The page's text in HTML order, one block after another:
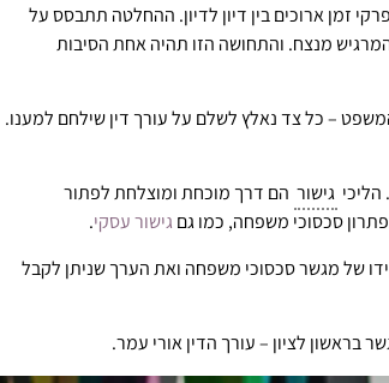
זמן ארוכים בין דיון לדיון. ההחלטה תתבסס על
מנצח. והתחושה הזו תהיה אחת הסיבות
– כל צד נאלץ לשלם על עורך דין שילחם למענו.
גישור הם דרך מוכחת ומוצלחת לפתור
סכסוכי משפחה, כמו גם גישור עסקי.
של מגשר סכסוכי משפחה ואת הערך שניתן לקבל
לציון – עורך הדין אורי עמר.